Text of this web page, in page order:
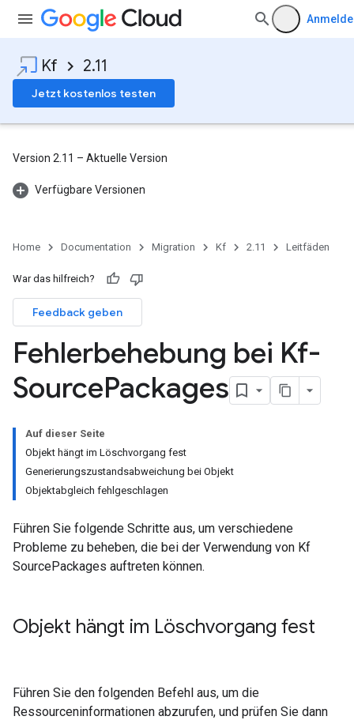
Kf 2.11
Jetzt kostenlos testen
Version 2.11 – Aktuelle Version
Verfügbare Versionen
Home Documentation Migration Kf 2.11 Leitfäden
War das hilfreich?
Feedback geben
Fehlerbehebung bei Kf-
SourcePackages
Auf dieser Seite
Objekt hängt im Löschvorgang fest
Generierungszustandsabweichung bei Objekt
Objektabgleich fehlgeschlagen
Führen Sie folgende Schritte aus, um verschiedene
Probleme zu beheben, die bei der Verwendung von Kf
SourcePackages auftreten können.
Objekt hängt im Löschvorgang fest
Führen Sie den folgenden Befehl aus, um die
Ressourceninformationen abzurufen, und prüfen Sie dann